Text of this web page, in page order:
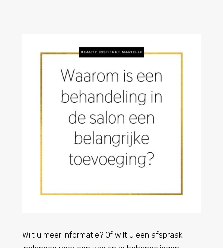
Wilt u meer informatie? Of wilt u een afspraak